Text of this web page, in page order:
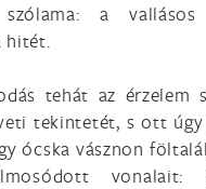
szólama: a
hitét.
tehát az érzelem
tekintetét, s ott
ócska vásznon
vonalait: